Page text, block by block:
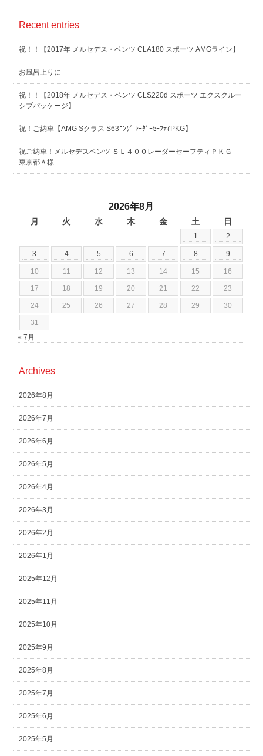
Recent entries
祝！！【2017年 メルセデス・ベンツ CLA180 スポーツ AMGライン】
お風呂上りに
祝！！【2018年 メルセデス・ベンツ CLS220d スポーツ エクスクルー
シブパッケージ】
祝！ご納車【AMG Sクラス S63ﾛﾝｸﾞ ﾚｰﾀﾞｰｾｰﾌﾃｨPKG】
祝ご納車！メルセデスベンツ ＳＬ４００レーダーセーフティＰＫＧ
東京都Ａ様
2026年8月
月 火 水 木 金 土 日
1 2
3 4 5 6 7 8 9
10 11 12 13 14 15 16
17 18 19 20 21 22 23
24 25 26 27 28 29 30
31
« 7月
Archives
2026年8月
2026年7月
2026年6月
2026年5月
2026年4月
2026年3月
2026年2月
2026年1月
2025年12月
2025年11月
2025年10月
2025年9月
2025年8月
2025年7月
2025年6月
2025年5月